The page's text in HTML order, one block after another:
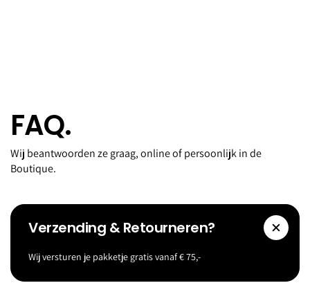
FAQ.
Wij beantwoorden ze graag, online of persoonlijk in de
Boutique.
Verzending & Retourneren?
Wij versturen je pakketje gratis vanaf € 75,-